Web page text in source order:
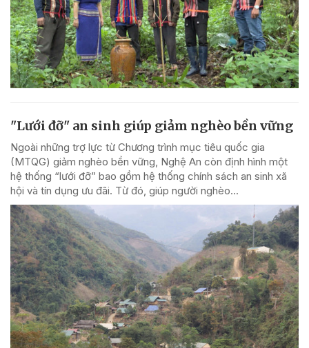
"Lưới đỡ" an sinh giúp giảm nghèo bền vững
Ngoài những trợ lực từ Chương trình mục tiêu quốc gia
(MTQG) giảm nghèo bền vững, Nghệ An còn định hình một
hệ thống “lưới đỡ” bao gồm hệ thống chính sách an sinh xã
hội và tín dụng ưu đãi. Từ đó, giúp người nghèo...